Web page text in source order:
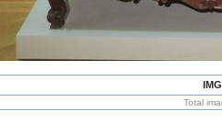
Total